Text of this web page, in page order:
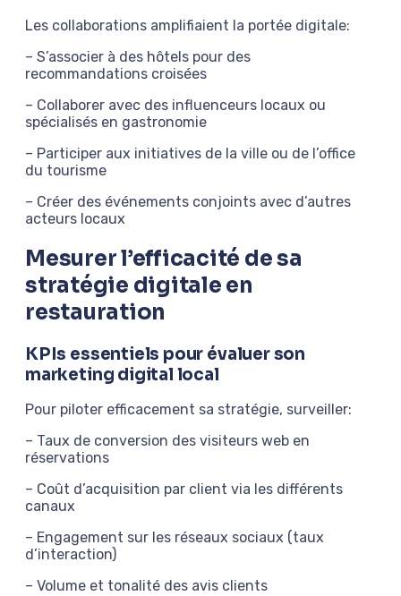
Les collaborations amplifiaient la portée digitale:
– S’associer à des hôtels pour des
recommandations croisées
– Collaborer avec des influenceurs locaux ou
spécialisés en gastronomie
– Participer aux initiatives de la ville ou de l’office
du tourisme
– Créer des événements conjoints avec d’autres
acteurs locaux
Mesurer l’efficacité de sa
stratégie digitale en
restauration
KPIs essentiels pour évaluer son
marketing digital local
Pour piloter efficacement sa stratégie, surveiller:
– Taux de conversion des visiteurs web en
réservations
– Coût d’acquisition par client via les différents
canaux
– Engagement sur les réseaux sociaux (taux
d’interaction)
– Volume et tonalité des avis clients